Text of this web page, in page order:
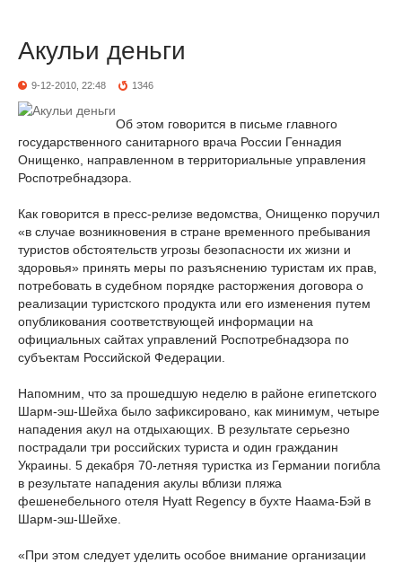
Акульи деньги
9-12-2010, 22:48 1346
Об этом говорится в письме главного
государственного санитарного врача России Геннадия
Онищенко, направленном в территориальные управления
Роспотребнадзора.
Как говорится в пресс-релизе ведомства, Онищенко поручил
«в случае возникновения в стране временного пребывания
туристов обстоятельств угрозы безопасности их жизни и
здоровья» принять меры по разъяснению туристам их прав,
потребовать в судебном порядке расторжения договора о
реализации туристского продукта или его изменения путем
опубликования соответствующей информации на
официальных сайтах управлений Роспотребнадзора по
субъектам Российской Федерации.
Напомним, что за прошедшую неделю в районе египетского
Шарм-эш-Шейха было зафиксировано, как минимум, четыре
нападения акул на отдыхающих. В результате серьезно
пострадали три российских туриста и один гражданин
Украины. 5 декабря 70-летняя туристка из Германии погибла
в результате нападения акулы вблизи пляжа
фешенебельного отеля Hyatt Regency в бухте Наама-Бэй в
Шарм-эш-Шейхе.
«При этом следует уделить особое внимание организации